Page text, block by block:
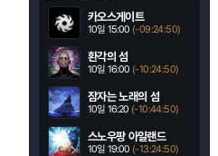
카오스게이트
10일 15:00 (-09:24:49)
환각의 섬
10일 16:00 (-10:24:49)
잠자는 노래의 섬
10일 16:20 (-10:44:49)
스노우팡 아일랜드
10일 19:00 (-13:24:49)